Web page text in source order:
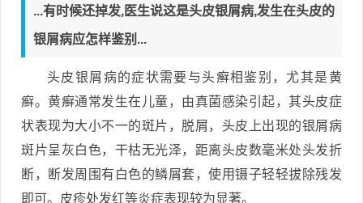
...有时候还掉发,医生说这是头皮银屑病,发生在头皮的
银屑病应怎样鉴别...
头皮银屑病的症状需要与头癣相鉴别，尤其是黄
癣。黄癣通常发生在儿童，由真菌感染引起，其头皮症
状表现为大小不一的斑片，脱屑，头皮上出现的银屑病
斑片呈灰白色，干枯无光泽，距离头皮数毫米处头发折
断，断发周围有白色的鳞屑套，使用镊子轻轻拔除残发
即可。皮疹处发红等炎症表现较为显著。